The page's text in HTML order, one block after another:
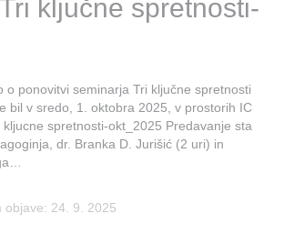
ključne spretnosti-
o ponovitvi seminarja Tri ključne spretnosti
bil v sredo, 1. oktobra 2025, v prostorih IC
kljucne spretnosti-okt_2025 Predavanje sta
dr. Branka D. Jurišić (2 uri) in
objave: 24. 9. 2025